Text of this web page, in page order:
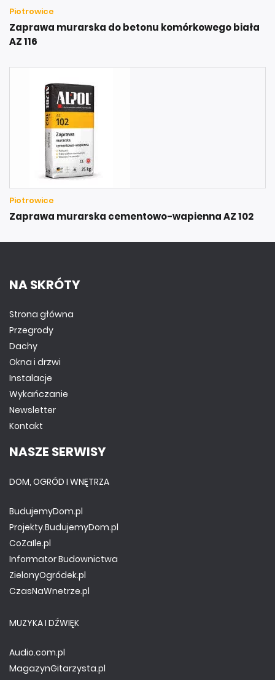
Piotrowice
Zaprawa murarska do betonu komórkowego biała
AZ 116
Piotrowice
Zaprawa murarska cementowo-wapienna AZ 102
NA SKRÓTY
Strona główna
Przegrody
Dachy
Okna i drzwi
Instalacje
Wykańczanie
Newsletter
Kontakt
NASZE SERWISY
DOM, OGRÓD I WNĘTRZA
BudujemyDom.pl
Projekty.BudujemyDom.pl
CoZaIle.pl
Informator Budownictwa
ZielonyOgródek.pl
CzasNaWnetrze.pl
MUZYKA I DŹWIĘK
Audio.com.pl
MagazynGitarzysta.pl